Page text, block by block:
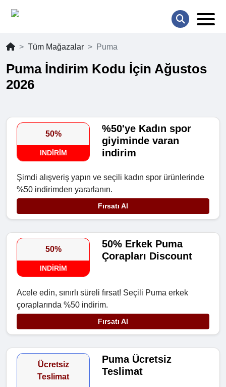
Tüm Mağazalar Puma
Puma İndirim Kodu İçin Ağustos
2026
50%
INDIRIM
%50'ye Kadın spor
giyiminde varan
indirim
Şimdi alışveriş yapın ve seçili kadın spor ürünlerinde
%50 indirimden yararlanın.
Fırsatı Al
50%
INDIRIM
50% Erkek Puma
Çorapları Discount
Acele edin, sınırlı süreli fırsat! Seçili Puma erkek
çoraplarında %50 indirim.
Fırsatı Al
Ücretsiz
Teslimat
Puma Ücretsiz
Teslimat